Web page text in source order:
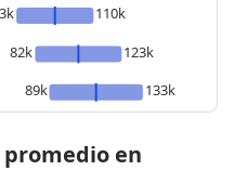
110k
82k
123k
89k
133k
en